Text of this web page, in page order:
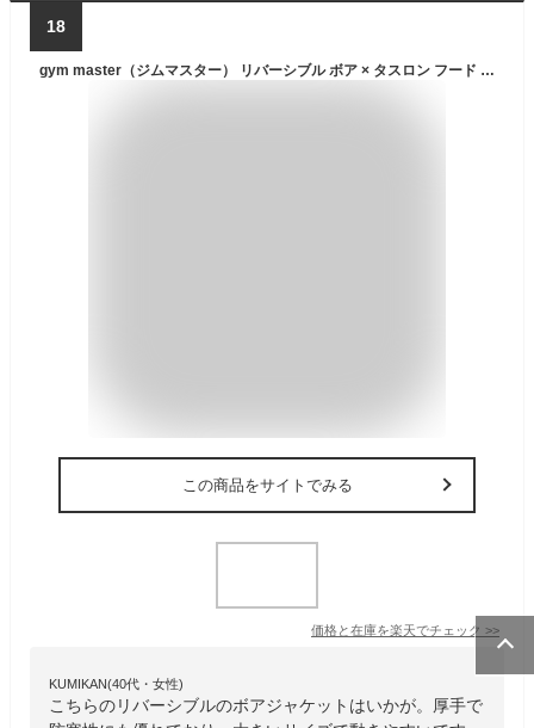
18
gym master（ジムマスター） リバーシブル ボア × タスロン フード ジャケット ナイロン メンズ レディース マンパ マウンテンパーカー アウトドア キャンプ ソロキャンプ アウター ブルゾン XL 大きいサイズ 秋冬 防寒 JKT 釣り フィッシング モコモコ 黒 【G802365】
この商品をサイトでみる
価格と在庫を楽天でチェック >>
KUMIKAN(40代・女性)
こちらのリバーシブルのボアジャケットはいかが。厚手で